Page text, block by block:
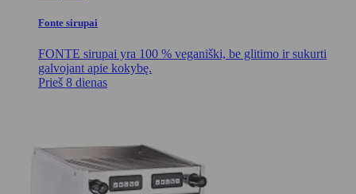
Fonte sirupai
FONTE sirupai yra 100 % veganiški, be glitimo ir sukurti
galvojant apie kokybę.
Prieš 8 dienas